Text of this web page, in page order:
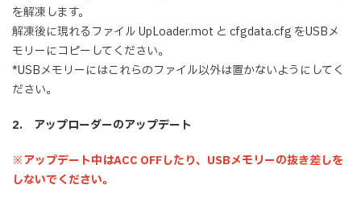
を解凍します。
解凍後に現れるファイル UpLoader.mot と cfgdata.cfg をUSBメ
モリーにコピーしてください。
*USBメモリーにはこれらのファイル以外は置かないようにしてく
ださい。
2. アップローダーのアップデート
※アップデート中はACC OFFしたり、USBメモリーの抜き差しを
しないでください。